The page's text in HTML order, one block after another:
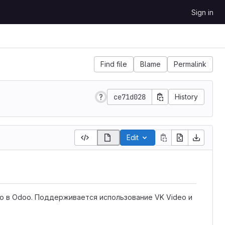
Sign in
Find file Blame Permalink
ce71d028 History
Edit
в Odoo. Поддерживается использование VK Video и